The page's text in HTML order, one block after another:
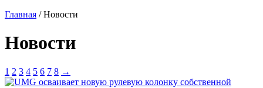
Главная /Новости
Новости
1 2 3 4 5 6 7 8 →